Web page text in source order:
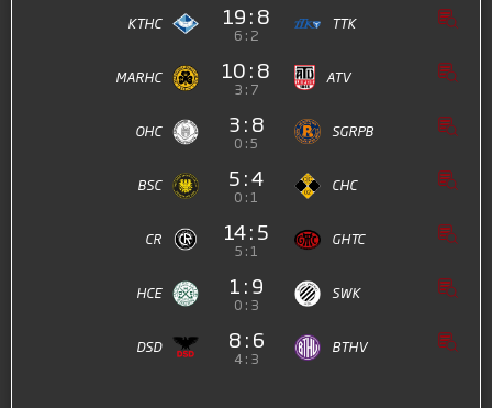
KTHC 19 : 8
6 : 2
TTK
MARHC 10 : 8
3 : 7
ATV
OHC 3 : 8
0 : 5
SGRPB
BSC 5 : 4
0 : 1
CHC
CR 14 : 5
5 : 1
GHTC
HCE 1 : 9
0 : 3
SWK
DSD 8 : 6
4 : 3
BTHV